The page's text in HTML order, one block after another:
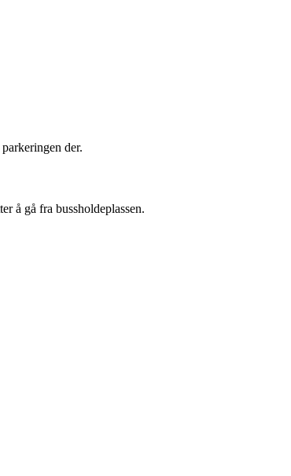
der.
å gå fra bussholdeplassen.